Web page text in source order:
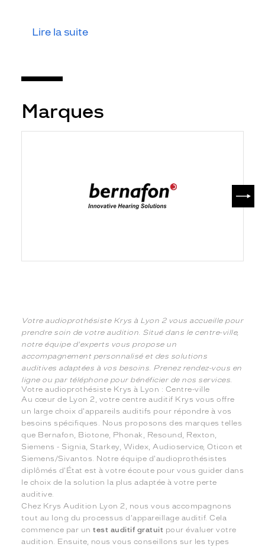
Lire la suite
Marques
Votre audioprothésiste Krys à Lyon 2 vous accueille pour
prendre soin de votre audition. Situé dans le centre-ville,
notre équipe d'experts vous propose un
accompagnement personnalisé et des solutions
auditives adaptées à vos besoins. Prenez rendez-vous en
ligne ou par téléphone pour bénéficier de nos services.
Votre audioprothésiste Krys à Lyon : Centre-ville
Au cœur de Lyon 2, votre centre auditif Krys vous offre
un large choix d'appareils auditifs pour répondre à vos
besoins spécifiques. Nous proposons des marques telles
que Bernafon, Biotone, Phonak, Resound, Rexton,
Siemens - Signia, Starkey, Widex, Audioservice, Oticon et
Siemens/Sivantos. Notre équipe d'audioprothésistes
diplômés d'État est à votre écoute pour vous guider dans
le choix de la solution la plus adaptée à votre perte
auditive.
Chez Krys Audition Lyon 2, nous vous accompagnons
tout au long du processus d'appareillage auditif. Cela
commence par untest auditif gratuit pour évaluer votre
audition. Ensuite, nous vous conseillons sur les types